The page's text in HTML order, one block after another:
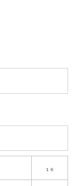
１６